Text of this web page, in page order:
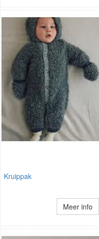
Kruippak
Meer info